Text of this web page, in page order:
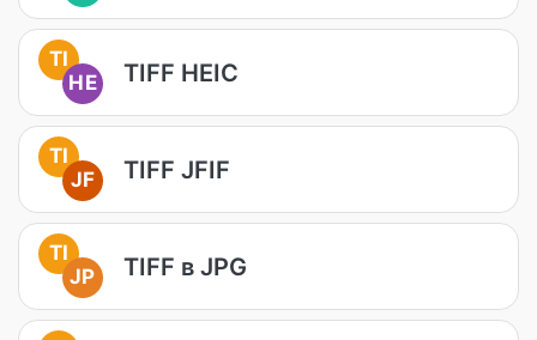
TI
HE
TIFF HEIC
TI
JF
TIFF JFIF
TI
JP
TIFF в JPG